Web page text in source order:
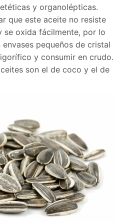
y organolépticas.
que este aceite no resiste
se oxida fácilmente, por lo
pequeños de cristal
y consumir en crudo.
son el de coco y el de